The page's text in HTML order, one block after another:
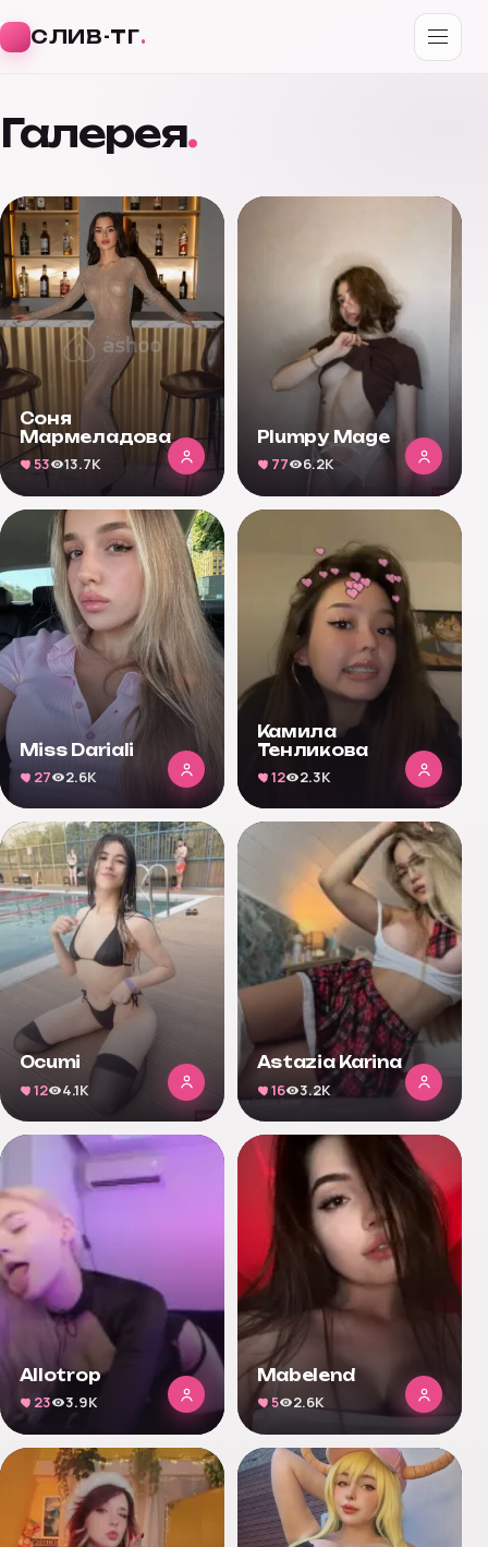
СЛИВ-ТГ.
к
содержимому
Галерея.
Соня
Мармеладова
53
13.7K
Plumpy Mage
77
6.2K
Miss Dariali
27
2.6K
Камила
Тенликова
12
2.3K
Ocumi
12
4.1K
Astazia Karina
16
3.2K
Allotrop
23
3.9K
Mabelend
5
2.6K